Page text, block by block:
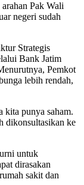
Pak Wali
negeri sudah
Strategis
Bank Jatim
Pemkot
lebih rendah,
kita punya saham.
dikonsultasikan ke
untuk
dirasakan
sakit dan